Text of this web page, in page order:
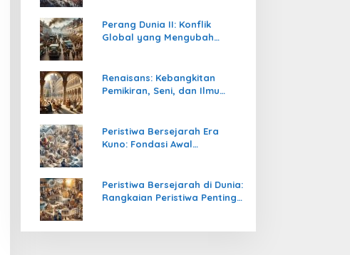
Perang Dunia II: Konflik
Global yang Mengubah
Renaisans: Kebangkitan
Pemikiran, Seni, dan Ilmu
Peristiwa Bersejarah Era
Kuno: Fondasi Awal
Peristiwa Bersejarah di Dunia:
Rangkaian Peristiwa Penting